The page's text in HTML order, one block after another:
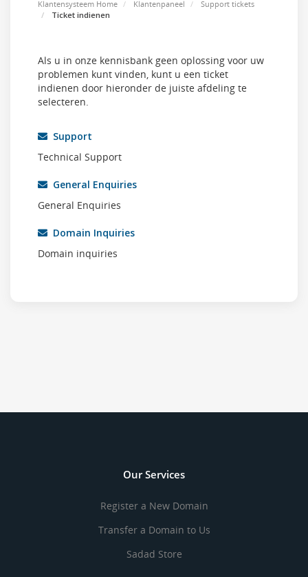
Klantensysteem Home Klantenpaneel
Support tickets
Ticket indienen
Als u in onze kennisbank geen oplossing voor uw
problemen kunt vinden, kunt u een ticket
indienen door hieronder de juiste afdeling te
selecteren.
Support
Technical Support
General Enquiries
General Enquiries
Domain Inquiries
Domain inquiries
Our Services
Register a New Domain
Transfer a Domain to Us
Sadad Store